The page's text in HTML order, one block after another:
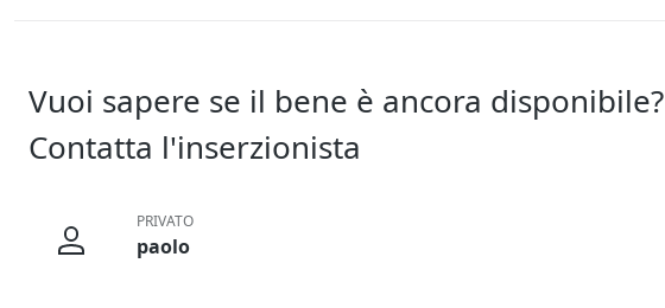
Vuoi sapere se il bene è ancora disponibile?
Contatta l'inserzionista
PRIVATO
paolo